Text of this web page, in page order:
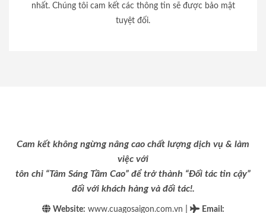
nhất. Chúng tôi cam kết các thông tin sẽ được bảo mật
tuyệt đối.
Cam kết không ngừng nâng cao chất lượng dịch vụ & làm
việc với
tôn chỉ “Tâm Sáng Tầm Cao” để trở thành “Đối tác tin cậy”
đối với khách hàng và đối tác!.
Website: www.cuagosaigon.com.vn Email :